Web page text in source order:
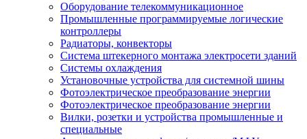
Оборудование телекоммуникационное
Промышленные программируемые логические
контроллеры
Радиаторы, конвекторы
Система штекерного монтажа электросети зданий
Системы охлаждения
Установочные устройства для системной шины
Фотоэлектрическое преобразование энергии
Фотоэлектрическое преобразование энергии
Вилки, розетки и устройства промышленные и
специальные